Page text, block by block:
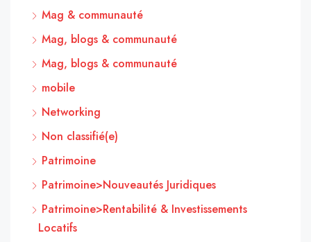
Mag & communauté
Mag, blogs & communauté
Mag, blogs & communauté
mobile
Networking
Non classifié(e)
Patrimoine
Patrimoine>Nouveautés Juridiques
Patrimoine>Rentabilité & Investissements
Locatifs